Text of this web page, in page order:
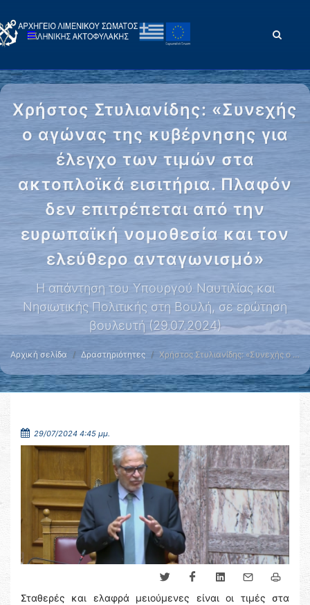
Χρήστος Στυλιανίδης: «Συνεχής
ο αγώνας της κυβέρνησης για
έλεγχο των τιμών στα
ακτοπλοϊκά εισιτήρια. Πλαφόν
δεν επιτρέπεται από την
ευρωπαϊκή νομοθεσία και τον
ελεύθερο ανταγωνισμό»
Η απάντηση του Υπουργού Ναυτιλίας και
Νησιωτικής Πολιτικής στη Βουλή, σε ερώτηση
βουλευτή (29.07.2024)
Αρχική σελίδα Δραστηριότητες Χρήστος Στυλιανίδης: «Συνεχής ο …
29/07/2024 4:45 μμ.
Σταθερές και ελαφρά μειούμενες είναι οι τιμές στα